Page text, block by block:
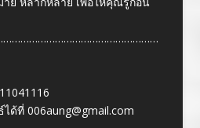
ได้ที่ 006aung@gmail.com